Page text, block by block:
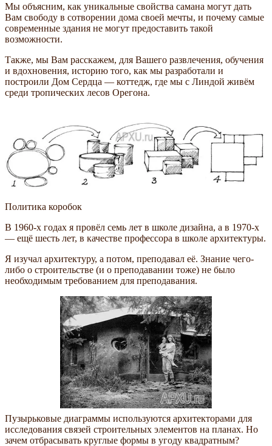
Мы объясним, как уникальные свойства самана могут дать
Вам свободу в сотворении дома своей мечты, и почему самые
современные здания не могут предоставить такой
возможности.
Также, мы Вам расскажем, для Вашего развлечения, обучения
и вдохновения, историю того, как мы разработали и
построили Дом Сердца — коттедж, где мы с Линдой живём
среди тропических лесов Орегона.
Политика коробок
В 1960-х годах я провёл семь лет в школе дизайна, а в 1970-х
— ещё шесть лет, в качестве профессора в школе архитектуры.
Я изучал архитектуру, а потом, преподавал её. Знание чего-
либо о строительстве (и о преподавании тоже) не было
необходимым требованием для преподавания.
Пузырьковые диаграммы используются архитекторами для
исследования связей строительных элементов на планах. Но
зачем отбрасывать круглые формы в угоду квадратным?